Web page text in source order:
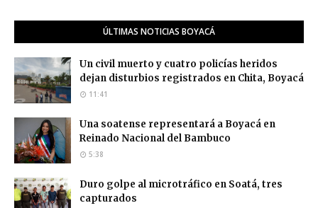
ÚLTIMAS NOTICIAS BOYACÁ
Un civil muerto y cuatro policías heridos
dejan disturbios registrados en Chita, Boyacá
11:41
Una soatense representará a Boyacá en
Reinado Nacional del Bambuco
5:38
Duro golpe al microtráfico en Soatá, tres
capturados